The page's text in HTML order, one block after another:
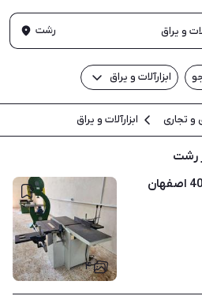
رشت
ابزارآلات و یراق
و تجاری ابزارآلات و یراق
رشت
۴
سه کاره 40 احمدیان/گندگی 40 اصفهان